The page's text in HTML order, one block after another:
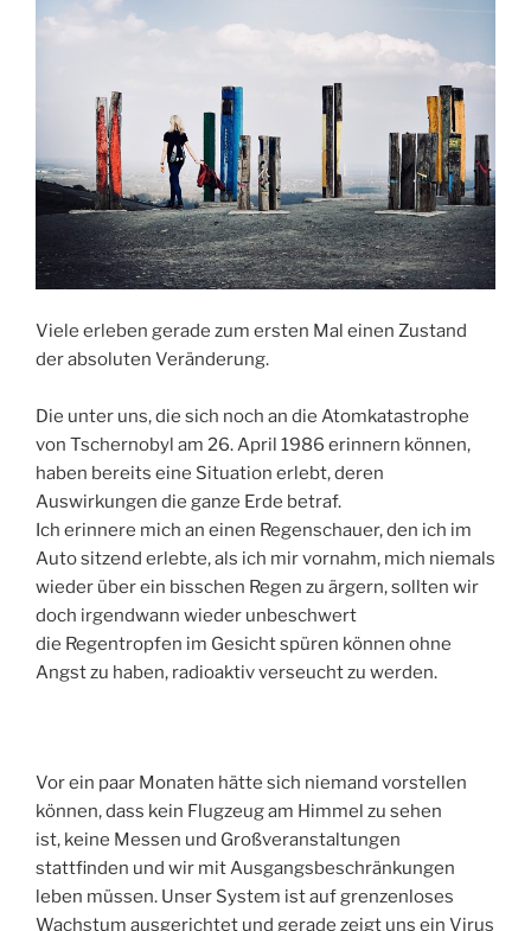
Viele erleben gerade zum ersten Mal einen Zustand
der absoluten Veränderung.
Die unter uns, die sich noch an die Atomkatastrophe
von Tschernobyl am 26. April 1986 erinnern können,
haben bereits eine Situation erlebt, deren
Auswirkungen die ganze Erde betraf.
Ich erinnere mich an einen Regenschauer, den ich im
Auto sitzend erlebte, als ich mir vornahm, mich niemals
wieder über ein bisschen Regen zu ärgern, sollten wir
doch irgendwann wieder unbeschwert
die Regentropfen im Gesicht spüren können ohne
Angst zu haben, radioaktiv verseucht zu werden.
Vor ein paar Monaten hätte sich niemand vorstellen
können, dass kein Flugzeug am Himmel zu sehen
ist, keine Messen und Großveranstaltungen
stattfinden und wir mit Ausgangsbeschränkungen
leben müssen. Unser System ist auf grenzenloses
Wachstum ausgerichtet und gerade zeigt uns ein Virus